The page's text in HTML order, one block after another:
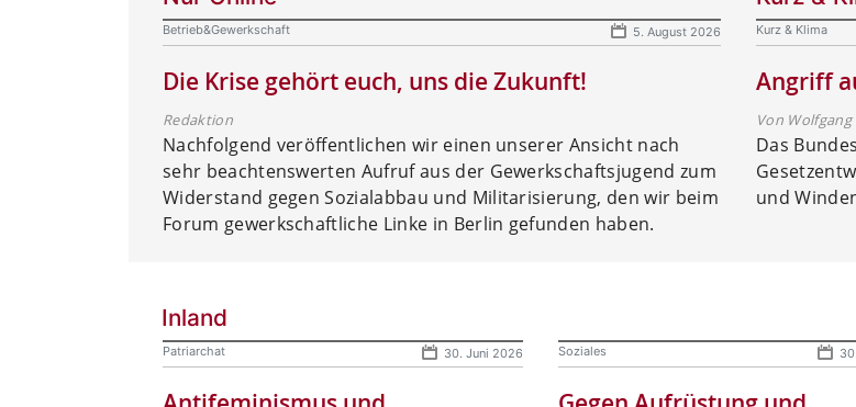
Betrieb&Gewerkschaft 5. August 2026
Die Krise gehört euch, uns die Zukunft!
Redaktion
Nachfolgend veröffentlichen wir einen unserer Ansicht nach
sehr beachtenswerten Aufruf aus der Gewerkschaftsjugend zum
Widerstand gegen Sozialabbau und Militarisierung, den wir beim
Forum gewerkschaftliche Linke in Berlin gefunden haben.
Kurz & Klima
Angriff
Von
Das
und
Inland
Patriarchat 30. Juni 2026 Soziales